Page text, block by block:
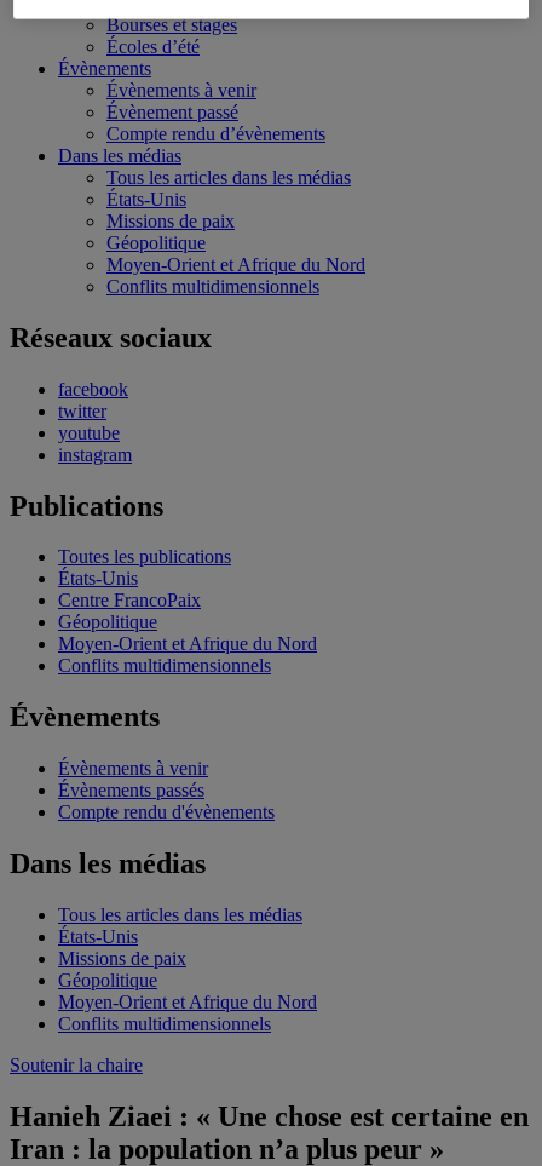
Bourses et stages
Écoles d’été
Évènements
Évènements à venir
Évènement passé
Compte rendu d’évènements
Dans les médias
Tous les articles dans les médias
États-Unis
Missions de paix
Géopolitique
Moyen-Orient et Afrique du Nord
Conflits multidimensionnels
Réseaux sociaux
facebook
twitter
youtube
instagram
Publications
Toutes les publications
États-Unis
Centre FrancoPaix
Géopolitique
Moyen-Orient et Afrique du Nord
Conflits multidimensionnels
Évènements
Évènements à venir
Évènements passés
Compte rendu d'évènements
Dans les médias
Tous les articles dans les médias
États-Unis
Missions de paix
Géopolitique
Moyen-Orient et Afrique du Nord
Conflits multidimensionnels
Soutenir la chaire
Hanieh Ziaei : « Une chose est certaine en
Iran : la population n’a plus peur »